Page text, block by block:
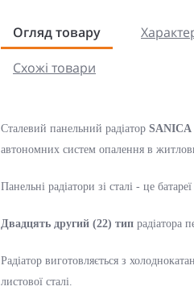
Огляд товару
Схожі товари
Сталевий панельний радіатор SANICA
автономних систем опалення в
Панельні радіатори зі сталі - це
Двадцять другий (22) тип радіатора
Радіатор виготовляється з
листової сталі.